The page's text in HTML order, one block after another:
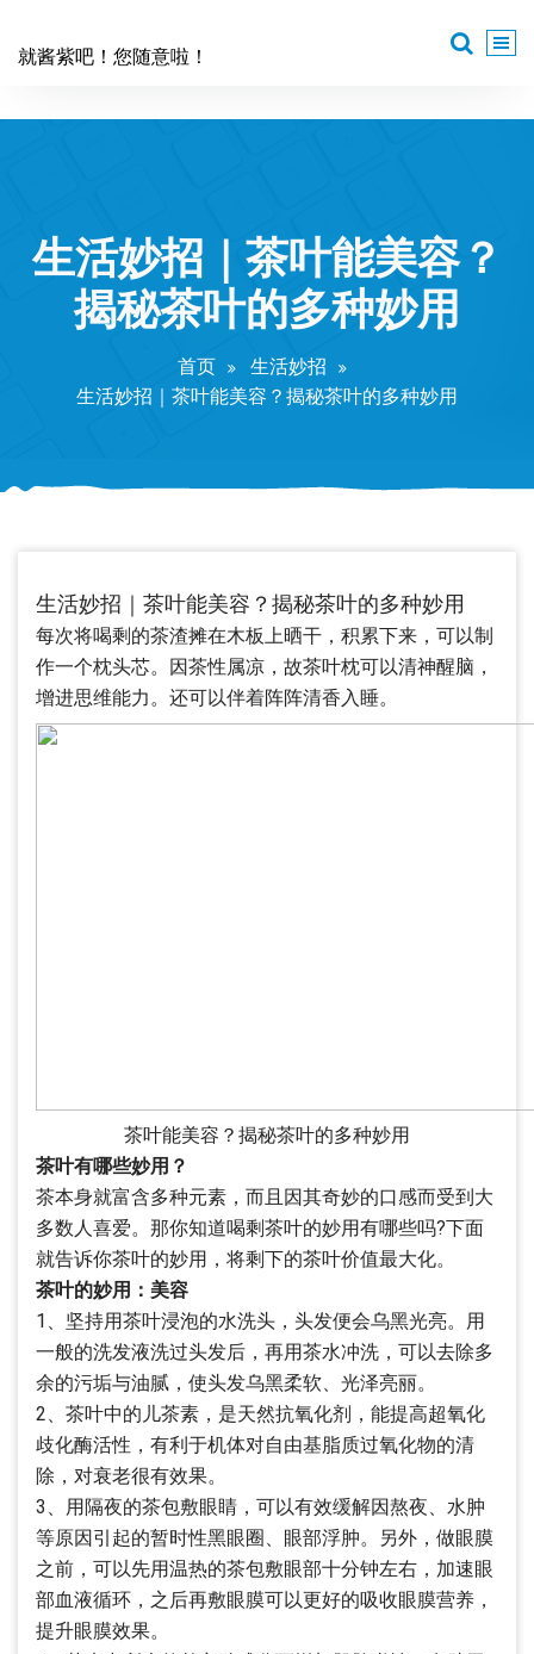
就酱紫吧！您随意啦！
生活妙招｜茶叶能美容？
揭秘茶叶的多种妙用
首页
生活妙招
生活妙招｜茶叶能美容？揭秘茶叶的多种妙用
生活妙招｜茶叶能美容？揭秘茶叶的多种妙用
每次将喝剩的茶渣摊在木板上晒干，积累下来，可以制
作一个枕头芯。因茶性属凉，故茶叶枕可以清神醒脑，
增进思维能力。还可以伴着阵阵清香入睡。
茶叶能美容？揭秘茶叶的多种妙用
茶叶有哪些妙用？
茶本身就富含多种元素，而且因其奇妙的口感而受到大
多数人喜爱。那你知道喝剩茶叶的妙用有哪些吗?下面
就告诉你茶叶的妙用，将剩下的茶叶价值最大化。
茶叶的妙用：美容
1、坚持用茶叶浸泡的水洗头，头发便会乌黑光亮。用
一般的洗发液洗过头发后，再用茶水冲洗，可以去除多
余的污垢与油腻，使头发乌黑柔软、光泽亮丽。
2、茶叶中的儿茶素，是天然抗氧化剂，能提高超氧化
歧化酶活性，有利于机体对自由基脂质过氧化物的清
除，对衰老很有效果。
3、用隔夜的茶包敷眼睛，可以有效缓解因熬夜、水肿
等原因引起的暂时性黑眼圈、眼部浮肿。另外，做眼膜
之前，可以先用温热的茶包敷眼部十分钟左右，加速眼
部血液循环，之后再敷眼膜可以更好的吸收眼膜营养，
提升眼膜效果。